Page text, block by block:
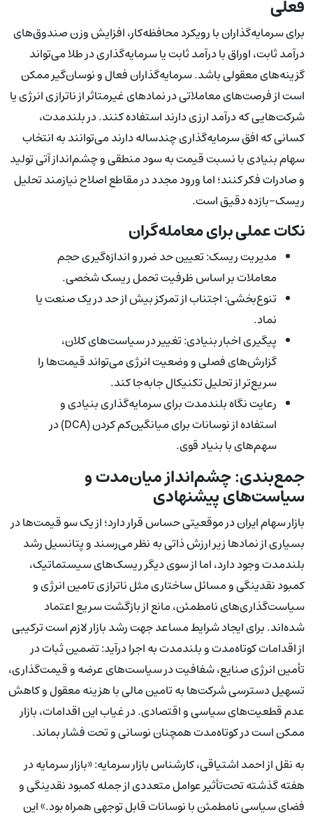
فعلی
برای سرمایه‌گذاران با رویکرد محافظه‌کار، افزایش وزن صندوق‌های
درآمد ثابت، اوراق با درآمد ثابت یا سرمایه‌گذاری در طلا می‌تواند
گزینه‌های معقولی باشد. سرمایه‌گذاران فعال و نوسان‌گیر ممکن
است از فرصت‌های معاملاتی در نمادهای غیرمتاثر از ناترازی انرژی یا
شرکت‌هایی که درآمد ارزی دارند استفاده کنند. در بلندمدت،
کسانی که افق سرمایه‌گذاری چندساله دارند می‌توانند به انتخاب
سهام بنیادی با نسبت قیمت به سود منطقی و چشم‌انداز آتی تولید
و صادرات فکر کنند؛ اما ورود مجدد در مقاطع اصلاح نیازمند تحلیل
ریسک-بازده دقیق است.
نکات عملی برای معامله‌گران
مدیریت ریسک: تعیین حد ضرر و اندازه‌گیری حجم
معاملات بر اساس ظرفیت تحمل ریسک شخصی.
تنوع‌بخشی: اجتناب از تمرکز بیش از حد در یک صنعت یا
نماد.
پیگیری اخبار بنیادی: تغییر در سیاست‌های کلان،
گزارش‌های فصلی و وضعیت انرژی می‌تواند قیمت‌ها را
سریع‌تر از تحلیل تکنیکال جابه‌جا کند.
رعایت نگاه بلندمدت برای سرمایه‌گذاری بنیادی و
استفاده از نوسانات برای میانگین‌کم کردن (DCA) در
سهم‌های با بنیاد قوی.
جمع‌بندی: چشم‌انداز میان‌مدت و
سیاست‌های پیشنهادی
بازار سهام ایران در موقعیتی حساس قرار دارد؛ از یک سو قیمت‌ها در
بسیاری از نمادها زیر ارزش ذاتی به نظر می‌رسند و پتانسیل رشد
بلندمدت وجود دارد، اما از سوی دیگر ریسک‌های سیستماتیک،
کمبود نقدینگی و مسائل ساختاری مثل ناترازی تامین انرژی و
سیاست‌گذاری‌های نامطمئن، مانع از بازگشت سریع اعتماد
شده‌اند. برای ایجاد شرایط مساعد جهت رشد بازار لازم است ترکیبی
از اقدامات کوتاه‌مدت و بلندمدت به اجرا درآید: تضمین ثبات در
تأمین انرژی صنایع، شفافیت در سیاست‌های عرضه و قیمت‌گذاری،
تسهیل دسترسی شرکت‌ها به تامین مالی با هزینه معقول و کاهش
عدم قطعیت‌های سیاسی و اقتصادی. در غیاب این اقدامات، بازار
ممکن است در کوتاه‌مدت همچنان نوسانی و تحت فشار بماند.
به نقل از احمد اشتیاقی، کارشناس بازار سرمایه: «بازار سرمایه در
هفته گذشته تحت‌تأثیر عوامل متعددی از جمله کمبود نقدینگی و
فضای سیاسی نامطمئن با نوسانات قابل توجهی همراه بود.» این